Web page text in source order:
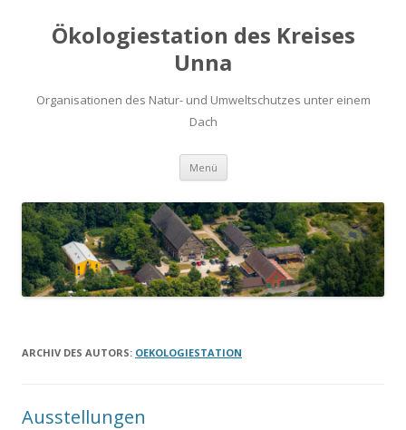
Ökologiestation des Kreises
Unna
Organisationen des Natur- und Umweltschutzes unter einem
Dach
Menü Zum
springen
ARCHIV DES AUTORS: OEKOLOGIESTATION
Ausstellungen